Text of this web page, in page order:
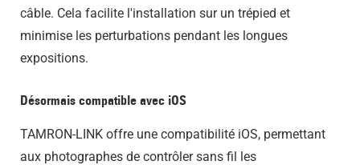
câble. Cela facilite l'installation sur un trépied et
minimise les perturbations pendant les longues
expositions.
Désormais compatible avec iOS
TAMRON-LINK offre une compatibilité iOS, permettant
aux photographes de contrôler sans fil les